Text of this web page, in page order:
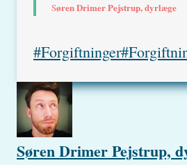
Søren Drimer Pejstrup, dyrlæge
Post
Tags:
#Forgiftninger#
Søren Drimer Pejstrup,